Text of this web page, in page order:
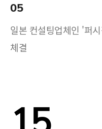
05
일본 컨설팅업체인 '퍼
체결